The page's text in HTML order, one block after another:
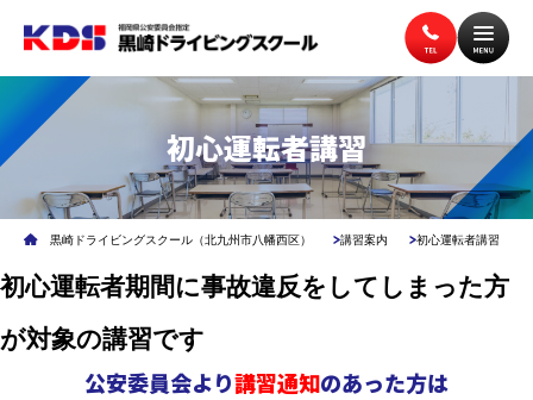
トップページ 入校案内
教習案内 講習案内
施設案内
初心運転者講習
黒崎ドライビングスクール（北九州市八幡西区） 講習案内 初心運転者講習
初心運転者期間に事故違反をしてしまった方
が対象の講習です
公安委員会より講習通知のあった方は